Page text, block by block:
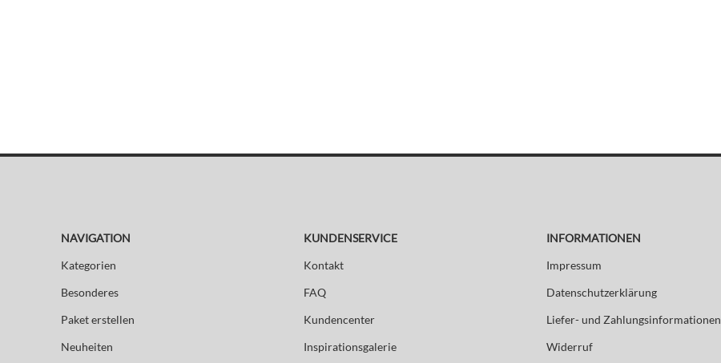
NAVIGATION
Kategorien
Besonderes
Paket erstellen
Neuheiten
KUNDENSERVICE
Kontakt
FAQ
Kundencenter
Inspirationsgalerie
INFORMATIONEN
Impressum
Datenschutzerklärung
Liefer- und Zahlungsinformationen
Widerruf